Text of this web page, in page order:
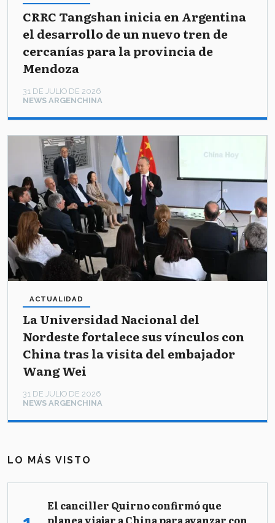
CRRC Tangshan inicia en Argentina
el desarrollo de un nuevo tren de
cercanías para la provincia de
Mendoza
NEWS ARGENCHINA
31 DE JULIO DE 2026
La Universidad Nacional del
Nordeste fortalece sus vínculos con
China tras la visita del embajador
Wang Wei
NEWS ARGENCHINA
ACTUALIDAD
31 DE JULIO DE 2026
LO MÁS VISTO
El canciller Quirno confirmó que